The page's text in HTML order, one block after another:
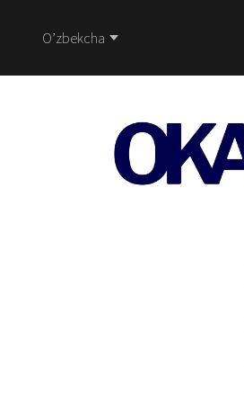
O’zbekcha